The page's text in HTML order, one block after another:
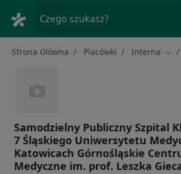
Czego szukasz?
Strona Główna Placówki Interna
Samodzielny Publiczny Szpital
7 Śląskiego Uniwersytetu
Katowicach Górnośląskie
Medyczne im. prof. Leszka